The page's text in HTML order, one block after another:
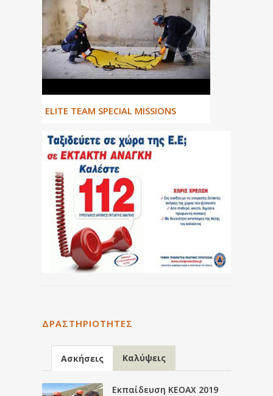
ΕLITE TEAM SPECIAL MISSIONS
ΔΡΑΣΤΗΡΙΌΤΗΤΕΣ
Ασκήσεις Καλύψεις
Εκπαίδευση ΚΕΟΑΧ 2019